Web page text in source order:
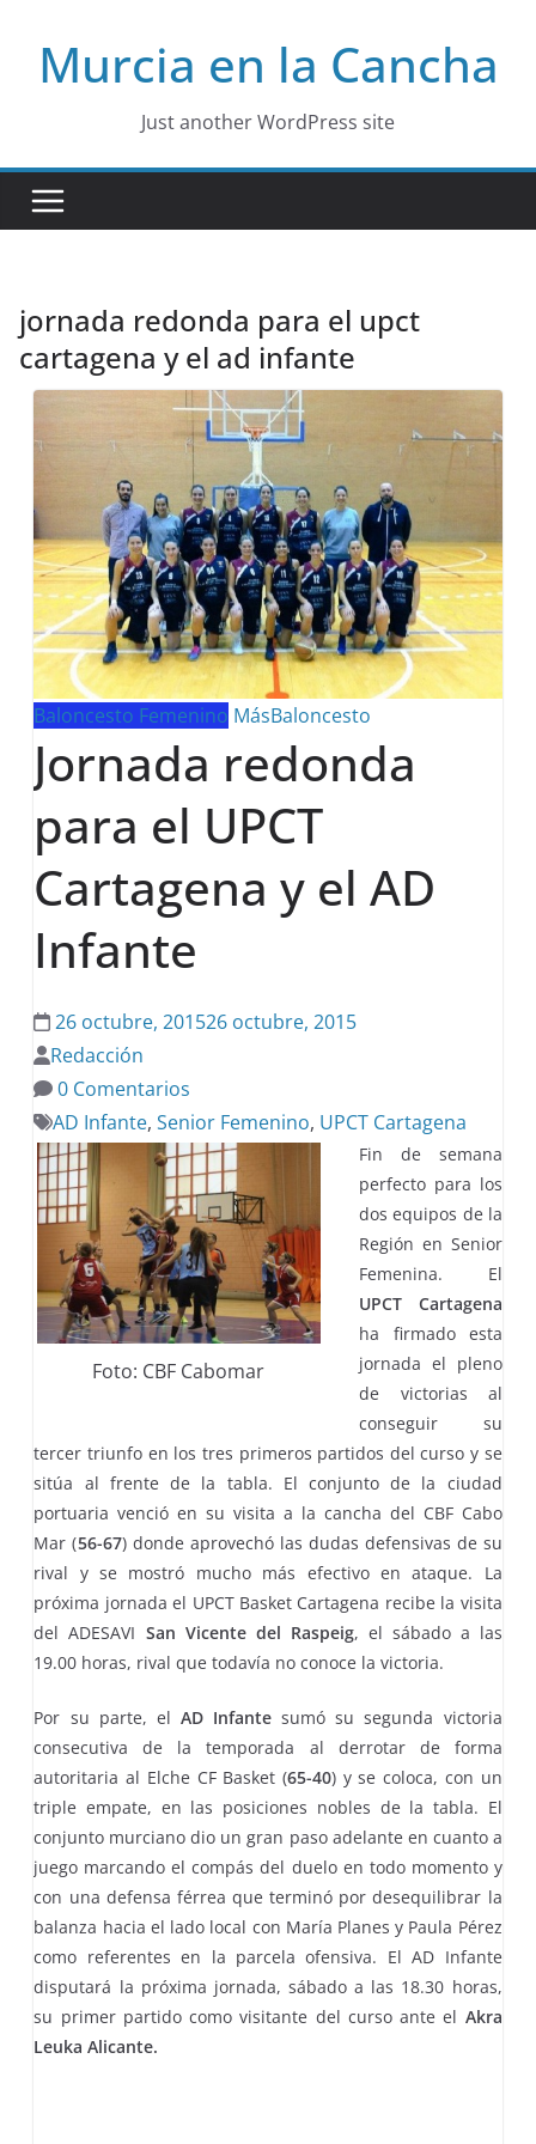
contentMurcia en la Cancha
Just another WordPress site
jornada redonda para el upct
cartagena y el ad infante
Baloncesto Femenino MásBaloncesto
Jornada redonda
para el UPCT
Cartagena y el AD
Infante
26 octubre, 201526 octubre, 2015
Redacción
0 Comentarios
AD Infante,Senior Femenino, UPCT Cartagena
Foto: CBF Cabomar
Fin de semana
perfecto para los
dos equipos de la
Región en Senior
Femenina. El
UPCT Cartagena
ha firmado esta
jornada el pleno
de victorias al
conseguir su
tercer triunfo en los tres primeros partidos del curso y se
sitúa al frente de la tabla. El conjunto de la ciudad
portuaria venció en su visita a la cancha del CBF Cabo
Mar (56-67) donde aprovechó las dudas defensivas de su
rival y se mostró mucho más efectivo en ataque. La
próxima jornada el UPCT Basket Cartagena recibe la visita
del ADESAVI San Vicente del Raspeig, el sábado a las
19.00 horas, rival que todavía no conoce la victoria.
Por su parte, el AD Infante sumó su segunda victoria
consecutiva de la temporada al derrotar de forma
autoritaria al Elche CF Basket (65-40) y se coloca, con un
triple empate, en las posiciones nobles de la tabla. El
conjunto murciano dio un gran paso adelante en cuanto a
juego marcando el compás del duelo en todo momento y
con una defensa férrea que terminó por desequilibrar la
balanza hacia el lado local con María Planes y Paula Pérez
como referentes en la parcela ofensiva. El AD Infante
disputará la próxima jornada, sábado a las 18.30 horas,
su primer partido como visitante del curso ante el Akra
Leuka Alicante.